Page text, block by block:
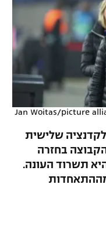
Jan Woitas/picture
62 הוא ישוב לקדנציה שלישית
הקבוצה בחזרה
תשרוד העונה.